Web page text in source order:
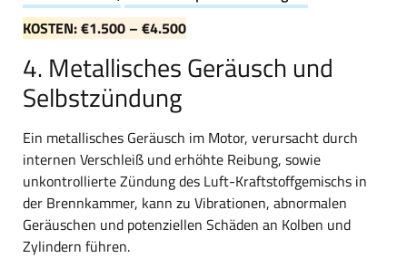
KOSTEN: €1.500 – €4.500
4. Metallisches Geräusch und
Selbstzündung
Ein metallisches Geräusch im Motor, verursacht durch
internen Verschleiß und erhöhte Reibung, sowie
unkontrollierte Zündung des Luft-Kraftstoffgemischs in
der Brennkammer, kann zu Vibrationen, abnormalen
Geräuschen und potenziellen Schäden an Kolben und
Zylindern führen.